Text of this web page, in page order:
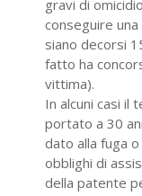
gravi di
conseguire
siano decorsi
fatto ha
vittima).
In alcuni casi il
portato a 30
dato alla fuga
obblighi di
della patente